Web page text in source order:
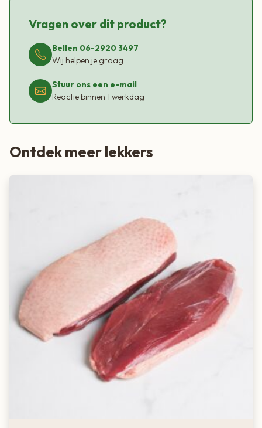
Vragen over dit product?
Bellen 06-2920 3497
Wij helpen je graag
Stuur ons een e-mail
Reactie binnen 1 werkdag
Ontdek meer lekkers